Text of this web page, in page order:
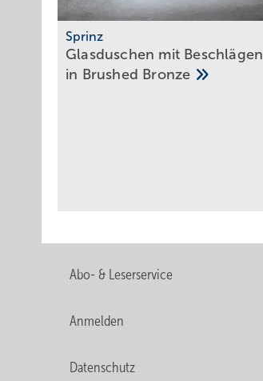
Sprinz
Glasduschen mit Beschlägen
in Brushed Bronze
Abo- & Leserservice
Anmelden
Datenschutz